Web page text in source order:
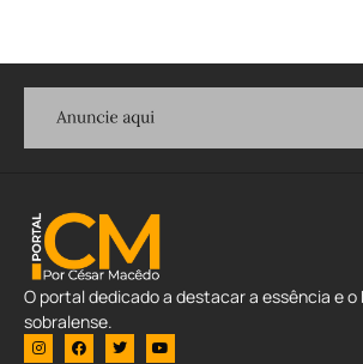
O portal dedicado a destacar a essência e
sobralense.